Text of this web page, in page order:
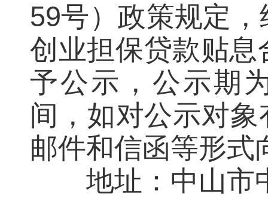
59号）政策规定
创业担保贷款贴
予公示，公示期
间，如对公示对
邮件和信函等形式
地址：中山市中